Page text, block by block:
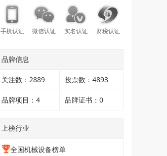
手机认证 微信认证 实名认证 财税认证
品牌信息
关注数：2889 投票数：4893
品牌项目：4 品牌证书：0
上榜行业
全国机械设备榜单